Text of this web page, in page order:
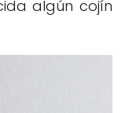
algún cojín